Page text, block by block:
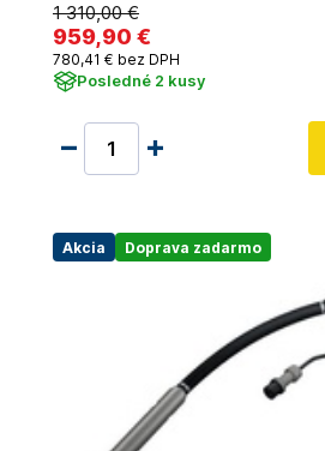
1 310,00 €
959,90 €
780,41 € bez DPH
Posledné 2 kusy
Akcia Doprava zadarmo